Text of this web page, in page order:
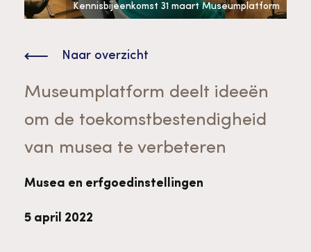
Ergoedvrijwilligersprijs
Downloads en nieuwsbrieven
Advies en ondersteuning voor
vrijwilligers
Aanvraagformulier
Onze medewerkers
Museumplatform deelt ideeën
om de toekomstbestendigheid
van musea te verbeteren
Musea en erfgoedinstellingen
5 april 2022
Naar overzicht
Kennisbijeenkomst 31 maart Museumplatform